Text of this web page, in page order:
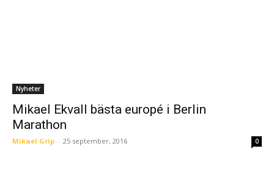
Nyheter
Mikael Ekvall bästa europé i Berlin
Marathon
Mikael Grip - 25 september, 2016 0